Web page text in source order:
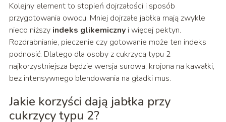
Kolejny element to stopień dojrzałości i sposób
przygotowania owocu. Mniej dojrzałe jabłka mają zwykle
nieco niższy indeks glikemicznyi więcej pektyn.
Rozdrabnianie, pieczenie czy gotowanie może ten indeks
podnosić. Dlatego dla osoby z cukrzycą typu 2
najkorzystniejsza będzie wersja surowa, krojona na kawałki,
bez intensywnego blendowania na gładki mus.
Jakie korzyści dają jabłka przy
cukrzycy typu 2?